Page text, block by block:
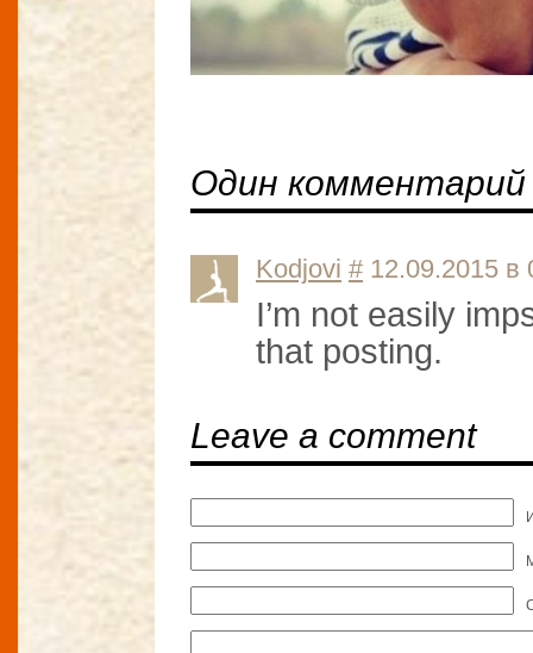
Один комментарий
Kodjovi # 12.09.2015 в
I’m not easily
that posting.
Leave a comment